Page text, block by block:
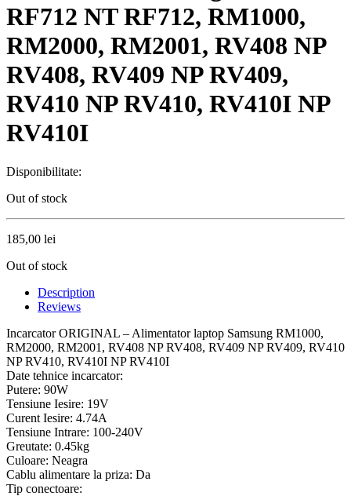
RF712 NT RF712, RM1000,
RM2000, RM2001, RV408 NP
RV408, RV409 NP RV409,
RV410 NP RV410, RV410I NP
RV410I
Disponibilitate:
Out of stock
185,00 lei
Out of stock
Description
Reviews
Incarcator ORIGINAL – Alimentator laptop Samsung RM1000,
RM2000, RM2001, RV408 NP RV408, RV409 NP RV409, RV410
NP RV410, RV410I NP RV410I
Date tehnice incarcator:
Putere: 90W
Tensiune Iesire: 19V
Curent Iesire: 4.74A
Tensiune Intrare: 100-240V
Greutate: 0.45kg
Culoare: Neagra
Cablu alimentare la priza: Da
Tip conectoare: